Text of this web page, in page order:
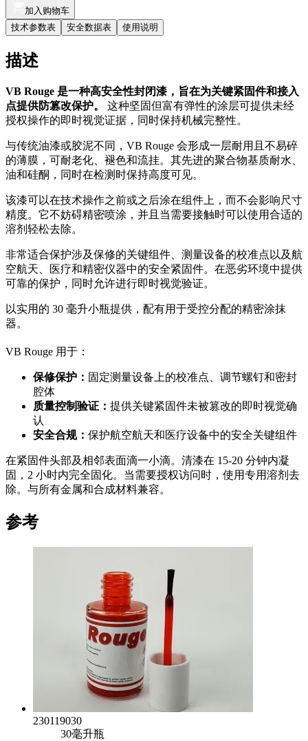
加入购物车
技术参数表
安全数据表 使用说明
描述
VB Rouge 是一种高安全性封闭漆，旨在为关键紧固件和接入
点提供防篡改保护。
这种坚固但富有弹性的涂层可提供未经
授权操作的即时视觉证据，同时保持机械完整性。
与传统油漆或胶泥不同，VB Rouge 会形成一层耐用且不易碎
的薄膜，可耐老化、褪色和流挂。其先进的聚合物基质耐水、
油和硅酮，同时在检测时保持高度可见。
该漆可以在技术操作之前或之后涂在组件上，而不会影响尺寸
精度。它不妨碍精密喷涂，并且当需要接触时可以使用合适的
溶剂轻松去除。
非常适合保护涉及保修的关键组件、测量设备的校准点以及航
空航天、医疗和精密仪器中的安全紧固件。在恶劣环境中提供
可靠的保护，同时允许进行即时视觉验证。
以实用的 30 毫升小瓶提供，配有用于受控分配的精密涂抹
器。
VB Rouge 用于：
保修保护： 固定测量设备上的校准点、调节螺钉和密封
腔体
质量控制验证： 提供关键紧固件未被篡改的即时视觉确
认
安全合规： 保护航空航天和医疗设备中的安全关键组件
在紧固件头部及相邻表面滴一小滴。清漆在 15-20 分钟内凝
固，2 小时内完全固化。当需要授权访问时，使用专用溶剂去
除。与所有金属和合成材料兼容。
参考
230119030
30毫升瓶